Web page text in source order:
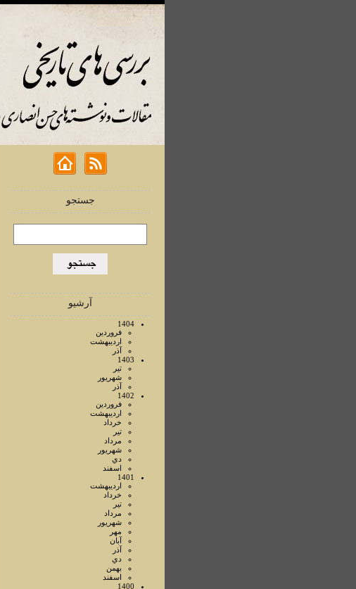
جستجو
آرشیو
1404
فروردين
ارديبهشت
آذر
1403
تير
شهريور
آذر
1402
فروردين
ارديبهشت
خرداد
تير
مرداد
شهريور
دي
اسفند
1401
ارديبهشت
خرداد
تير
مرداد
شهريور
مهر
آبان
آذر
دي
بهمن
اسفند
1400